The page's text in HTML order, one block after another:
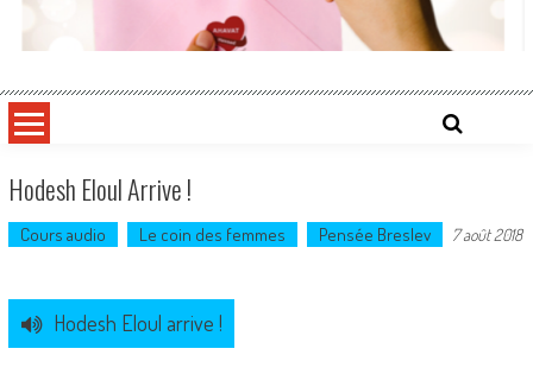
Hodesh Eloul Arrive !
Cours audio Le coin des femmes Pensée Breslev 7 août 2018
Hodesh Eloul arrive !